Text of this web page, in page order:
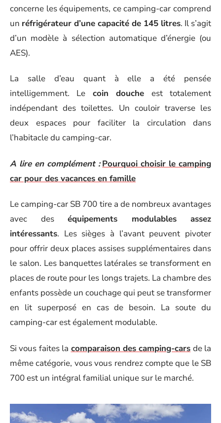
concerne les équipements, ce camping-car comprend
un réfrigérateur d’une capacité de 145 litres. Il s’agit
d’un modèle à sélection automatique d’énergie (ou
AES).
La salle d’eau quant à elle a été pensée
intelligemment. Le coin douche est totalement
indépendant des toilettes. Un couloir traverse les
deux espaces pour faciliter la circulation dans
l’habitacle du camping-car.
A lire en complément : Pourquoi choisir le camping
car pour des vacances en famille
Le camping-car SB 700 tire a de nombreux avantages
avec des équipements modulables assez
intéressants. Les sièges à l’avant peuvent pivoter
pour offrir deux places assises supplémentaires dans
le salon. Les banquettes latérales se transforment en
places de route pour les longs trajets. La chambre des
enfants possède un couchage qui peut se transformer
en lit superposé en cas de besoin. La soute du
camping-car est également modulable.
Si vous faites la comparaison des camping-cars de la
même catégorie, vous vous rendrez compte que le SB
700 est un intégral familial unique sur le marché.